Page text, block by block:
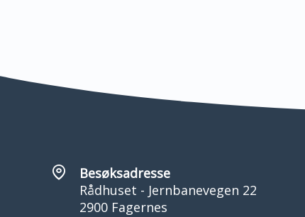
Besøksadresse
Rådhuset - Jernbanevegen 22
2900 Fagernes